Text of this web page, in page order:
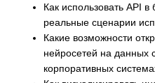
Как использовать API
реальные сценарии
Какие возможности
нейросетей на данных
корпоративных